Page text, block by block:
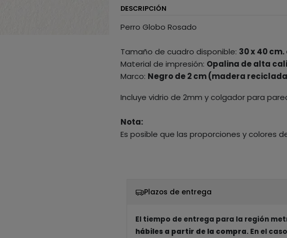
DESCRIPCIÓN
Perro Globo Rosado
Tamaño de cuadro disponible: 30 x 40 cm.
Material de impresión: Opalina de alta
Marco: Negro de 2 cm (madera
Incluye vidrio de 2mm y colgador para
Nota:
Es posible que las proporciones y colores
Plazos de entrega
El tiempo de entrega para la región
hábiles a partir de la compra. En el